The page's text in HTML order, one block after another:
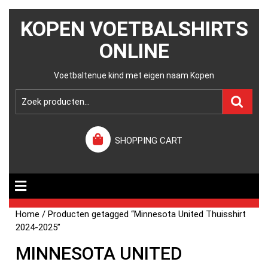
KOPEN VOETBALSHIRTS
ONLINE
Voetbaltenue kind met eigen naam Kopen
SHOPPING CART
Home / Producten getagged “Minnesota United Thuisshirt
2024-2025”
MINNESOTA UNITED